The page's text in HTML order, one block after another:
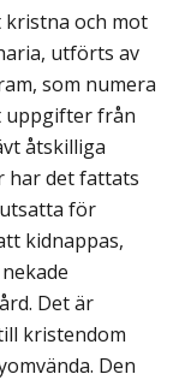
och mot
utförts av
som numera
uppgifter från
åtskilliga
har det fattats
för
kidnappas,
Det är
kristendom
Den